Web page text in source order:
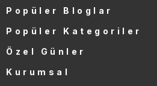
Popüler Bloglar
Popüler Kategoriler
Özel Günler
Kurumsal